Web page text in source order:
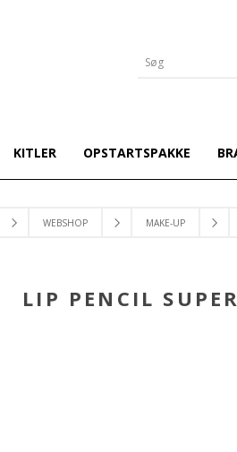
KITLER OPSTARTSPAKKE
WEBSHOP MAKE-UP
LIP PENCIL